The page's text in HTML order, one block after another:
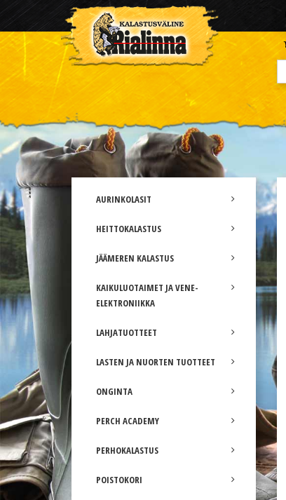
AURINKOLASIT
HEITTOKALASTUS
JÄÄMEREN KALASTUS
KAIKULUOTAIMET JA VENE-
ELEKTRONIIKKA
LAHJATUOTTEET
LASTEN JA NUORTEN TUOTTEET
ONGINTA
PERCH ACADEMY
PERHOKALASTUS
POISTOKORI